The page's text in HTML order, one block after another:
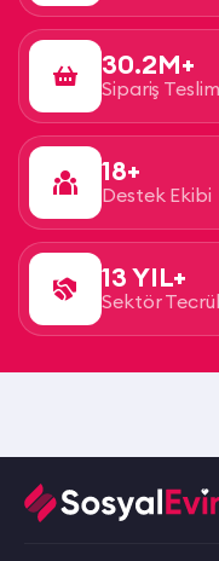
30.2M+
Sipariş
18+
Destek Ekibi
13 YIL+
Sektör